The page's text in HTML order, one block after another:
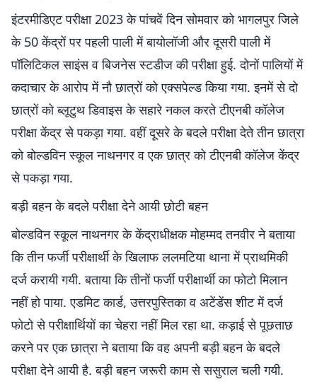
इंटरमीडिएट परीक्षा 2023 के पांचवें दिन सोमवार को भागलपुर जिले
के 50 केंद्रों पर पहली पाली में बायोलॉजी और दूसरी पाली में
पॉलिटिकल साइंस व बिजनेस स्टडीज की परीक्षा हुई. दोनों पालियों में
कदाचार के आरोप में नौ छात्रों को एक्सपेल्ड किया गया. इनमें से दो
छात्रों को ब्लूटुथ डिवाइस के सहारे नकल करते टीएनबी कॉलेज
परीक्षा केंद्र से पकड़ा गया. वहीं दूसरे के बदले परीक्षा देते तीन छात्रा
को बोल्डविन स्कूल नाथनगर व एक छात्र को टीएनबी कॉलेज केंद्र
से पकड़ा गया.
बड़ी बहन के बदले परीक्षा देने आयी छोटी बहन
बोल्डविन स्कूल नाथनगर के केंद्राधीक्षक मोहम्मद तनवीर ने बताया
कि तीन फर्जी परीक्षार्थी के खिलाफ ललमटिया थाना में प्राथमिकी
दर्ज करायी गयी. बताया कि तीनों फर्जी परीक्षार्थी का फोटो मिलान
नहीं हो पाया. एडमिट कार्ड, उत्तरपुस्तिका व अटेंडेंस शीट में दर्ज
फोटो से परीक्षार्थियों का चेहरा नहीं मिल रहा था. कड़ाई से पूछताछ
करने पर एक छात्रा ने बताया कि वह अपनी बड़ी बहन के बदले
परीक्षा देने आयी है. बड़ी बहन जरूरी काम से ससुराल चली गयी.